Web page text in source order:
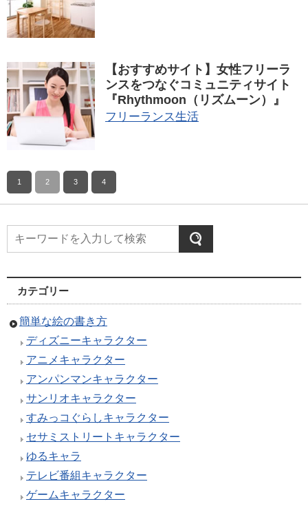
【おすすめサイト】女性フリーラ
ンスをつなぐコミュニティサイト
『Rhythmoon（リズムーン）』
フリーランス生活
1 2 3 4
カテゴリー
簡単な絵の書き方
ディズニーキャラクター
アニメキャラクター
アンパンマンキャラクター
サンリオキャラクター
すみっコぐらしキャラクター
セサミストリートキャラクター
ゆるキャラ
テレビ番組キャラクター
ゲームキャラクター